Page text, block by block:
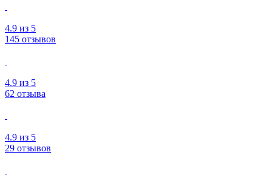
4.9 из 5
145 отзывов
4.9 из 5
62 отзыва
4.9 из 5
29 отзывов